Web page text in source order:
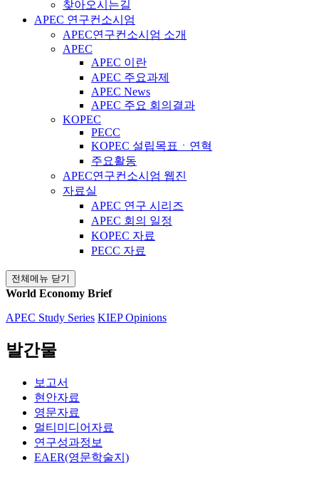
찾아오시는길
APEC 연구컨소시엄
APEC연구컨소시엄 소개
APEC
APEC 이란
APEC 주요과제
APEC News
APEC 주요 회의결과
KOPEC
PECC
KOPEC 설립목표ㆍ연혁
주요활동
APEC연구컨소시엄 웹진
자료실
APEC 연구 시리즈
APEC 회의 일정
KOPEC 자료
PECC 자료
전체메뉴 닫기
World Economy Brief
APEC Study Series KIEP Opinions
발간물
보고서
현안자료
영문자료
멀티미디어자료
연구성과정보
EAER(영문학술지)